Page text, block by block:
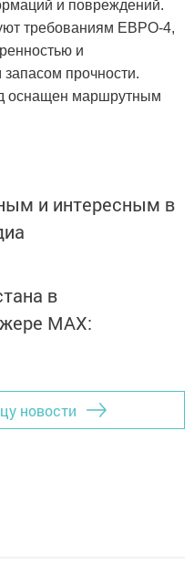
и повреждений.
требованиям ЕВРО-4,
и
прочности.
оснащен маршрутным
и интересным в
в
MАХ:
новости